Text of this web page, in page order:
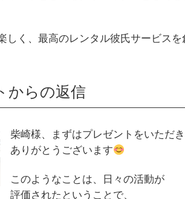
しく、最高のレンタル彼氏サービスを
からの返信
柴崎様、まずはプレゼントをいただき
ありがとうございます
このようなことは、日々の活動が
評価されたということで、